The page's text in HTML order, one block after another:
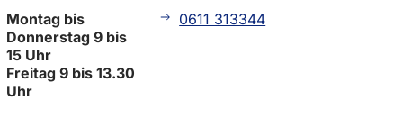
c
h
h
i
Montag bis
Donnerstag 9 bis
15 Uhr
Freitag 9 bis 13.30
Uhr
0611 313344